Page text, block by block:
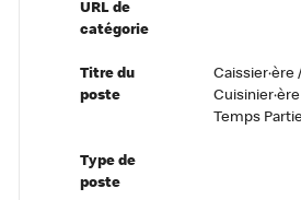
URL de
catégorie
Titre du
poste
Caissier·ère /
Temps
Type de
poste